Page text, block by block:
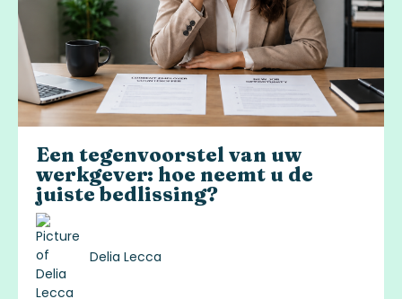
Een tegenvoorstel van uw
werkgever: hoe neemt u de
juiste bedlissing?
Delia Lecca